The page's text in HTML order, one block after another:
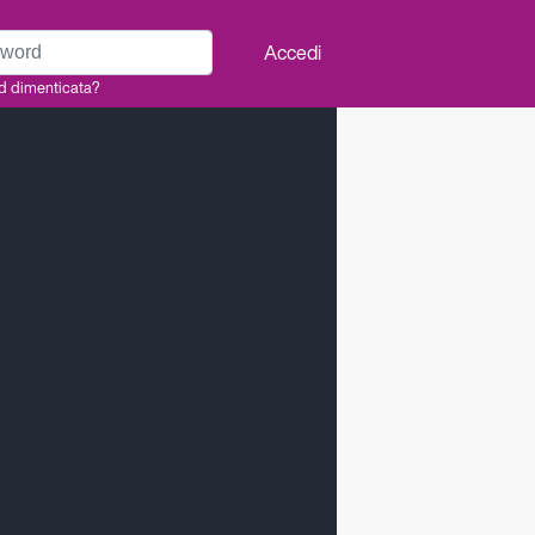
dimenticata?
Accedi